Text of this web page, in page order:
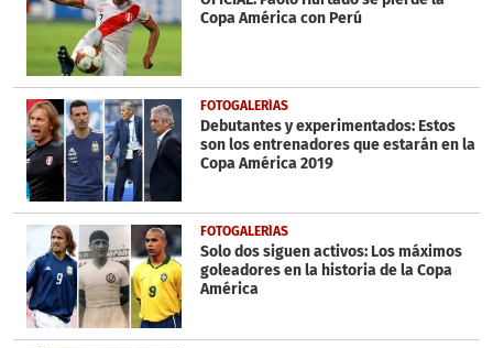
Copa América con Perú
FOTOGALERÍAS
Debutantes y experimentados: Estos
son los entrenadores que estarán en la
Copa América 2019
FOTOGALERÍAS
Solo dos siguen activos: Los máximos
goleadores en la historia de la Copa
América